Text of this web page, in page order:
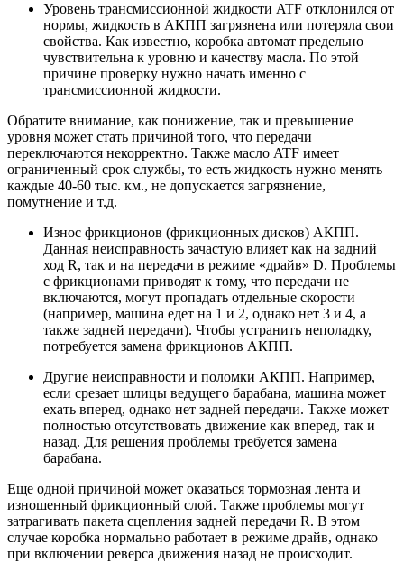
Уровень трансмиссионной жидкости ATF отклонился от
нормы, жидкость в АКПП загрязнена или потеряла свои
свойства. Как известно, коробка автомат предельно
чувствительна к уровню и качеству масла. По этой
причине проверку нужно начать именно с
трансмиссионной жидкости.
Обратите внимание, как понижение, так и превышение
уровня может стать причиной того, что передачи
переключаются некорректно. Также масло ATF имеет
ограниченный срок службы, то есть жидкость нужно менять
каждые 40-60 тыс. км., не допускается загрязнение,
помутнение и т.д.
Износ фрикционов (фрикционных дисков) АКПП.
Данная неисправность зачастую влияет как на задний
ход R, так и на передачи в режиме «драйв» D. Проблемы
с фрикционами приводят к тому, что передачи не
включаются, могут пропадать отдельные скорости
(например, машина едет на 1 и 2, однако нет 3 и 4, а
также задней передачи). Чтобы устранить неполадку,
потребуется замена фрикционов АКПП.
Другие неисправности и поломки АКПП. Например,
если срезает шлицы ведущего барабана, машина может
ехать вперед, однако нет задней передачи. Также может
полностью отсутствовать движение как вперед, так и
назад. Для решения проблемы требуется замена
барабана.
Еще одной причиной может оказаться тормозная лента и
изношенный фрикционный слой. Также проблемы могут
затрагивать пакета сцепления задней передачи R. В этом
случае коробка нормально работает в режиме драйв, однако
при включении реверса движения назад не происходит.